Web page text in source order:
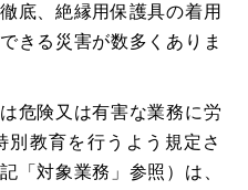
底、絶縁用保護具の着用
きる災害が数多くありま
危険又は有害な業務に労
教育を行うよう規定さ
「対象業務」参照）は、